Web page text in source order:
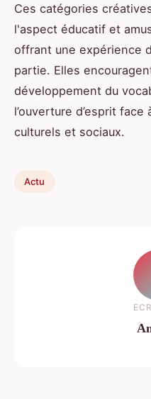
Ces catégories
l'aspect éducatif et
offrant une expérience
partie. Elles
développement du
l’ouverture d’esprit
culturels et sociaux.
Actu